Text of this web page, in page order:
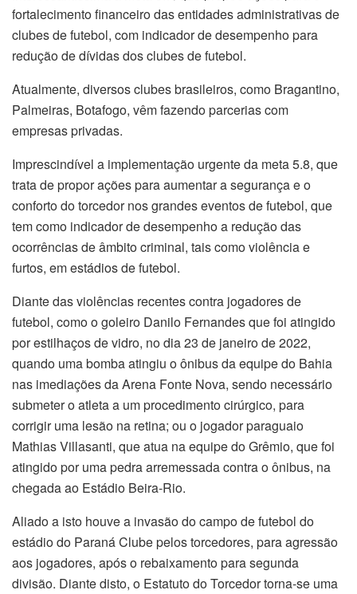
fortalecimento financeiro das entidades administrativas de
clubes de futebol, com indicador de desempenho para
redução de dívidas dos clubes de futebol.
Atualmente, diversos clubes brasileiros, como Bragantino,
Palmeiras, Botafogo, vêm fazendo parcerias com
empresas privadas.
Imprescindível a implementação urgente da meta 5.8, que
trata de propor ações para aumentar a segurança e o
conforto do torcedor nos grandes eventos de futebol, que
tem como indicador de desempenho a redução das
ocorrências de âmbito criminal, tais como violência e
furtos, em estádios de futebol.
Diante das violências recentes contra jogadores de
futebol, como o goleiro Danilo Fernandes que foi atingido
por estilhaços de vidro, no dia 23 de janeiro de 2022,
quando uma bomba atingiu o ônibus da equipe do Bahia
nas imediações da Arena Fonte Nova, sendo necessário
submeter o atleta a um procedimento cirúrgico, para
corrigir uma lesão na retina; ou o jogador paraguaio
Mathias Villasanti, que atua na equipe do Grêmio, que foi
atingido por uma pedra arremessada contra o ônibus, na
chegada ao Estádio Beira-Rio.
Aliado a isto houve a invasão do campo de futebol do
estádio do Paraná Clube pelos torcedores, para agressão
aos jogadores, após o rebaixamento para segunda
divisão. Diante disto, o Estatuto do Torcedor torna-se uma